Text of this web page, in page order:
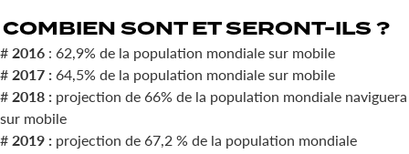
COMBIEN SONT ET SERONT-ILS ?
#2016 : 62,9% de la population mondiale sur mobile
#2017 : 64,5% de la population mondiale sur mobile
#2018 : projection de 66% de la population mondiale naviguera
sur mobile
#2019 : projection de 67,2 % de la population mondiale